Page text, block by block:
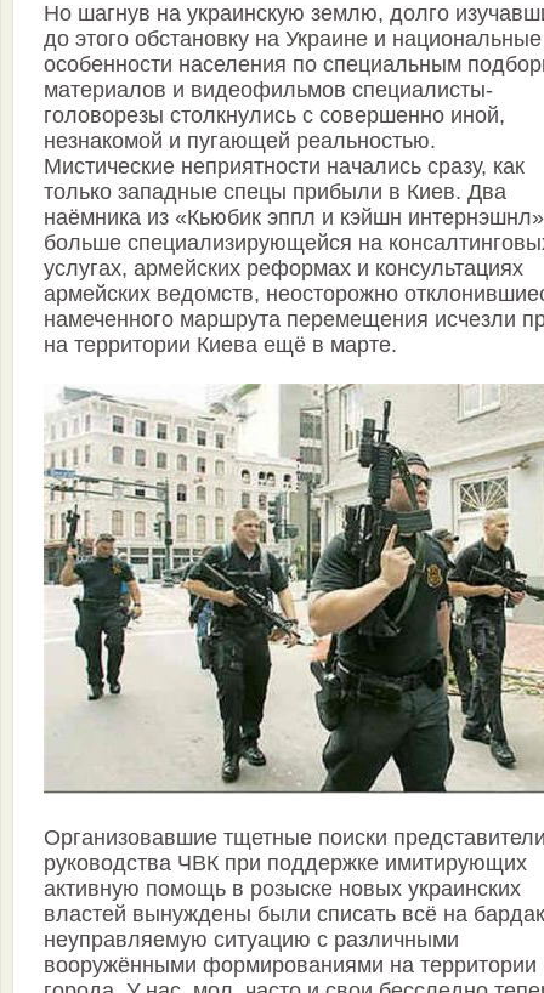
Но шагнув на украинскую землю, долго
до этого обстановку на Украине и национальные
особенности населения по специальным
материалов и видеофильмов специалисты-
головорезы столкнулись с совершенно иной,
незнакомой и пугающей реальностью.
Мистические неприятности начались сразу, как
только западные спецы прибыли в Киев. Два
наёмника из «Кьюбик эппл и кэйшн интернэшнл»
больше специализирующейся на
услугах, армейских реформах и консультациях
армейских ведомств, неосторожно
намеченного маршрута перемещения исчезли
на территории Киева ещё в марте.
Организовавшие тщетные поиски
руководства ЧВК при поддержке имитирующих
активную помощь в розыске новых украинских
властей вынуждены были списать всё на
неуправляемую ситуацию с различными
вооружёнными формированиями на территории